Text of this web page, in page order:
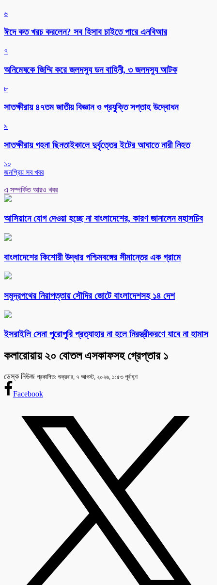
৬
ঈদে কত খরচ করলেন? সব হিসাব চাইতে পারে এনবিআর
৭
অনিমেষকে জিম্মি করে জলদস্যু ডন বাহিনী, ৩ জলদস্যু আটক
৮
সাতক্ষীরায় ৪৭তম জাতীয় বিজ্ঞান ও প্রযুক্তি সপ্তাহ উদ্বোধন
৯
সাতক্ষীরায় গহনা ছিনতাইকালে দুর্বৃত্তের ইটের আঘাতে নারী নিহত
১০
জনপ্রিয় সব খবর
এ সম্পর্কিত আরও খবর
আসিয়ানে যোগ দেওয়া হচ্ছে না বাংলাদেশের, কারণ জানালেন মহাসচিব
বাংলাদেশের কিশোরী উদ্ধার পশ্চিমবঙ্গের সীমান্তের এক গ্রামে
সমুদ্রপথের নিরাপত্তায় সৌদির জোটে বাংলাদেশসহ ১৪ দেশ
ইসরাইলি সেনা পুরোপুরি প্রত্যাহার না হলে নিরস্ত্রীকরণে যাবে না হামাস
কলারোয়ায় ২০ বোতল এসকাফসহ গ্রেপ্তার ১
ডেস্ক নিউজ প্রকাশিত: শুক্রবার, ৭ আগস্ট, ২০২৬, ১:৫৩ পূর্বাহ্ণ
Facebook